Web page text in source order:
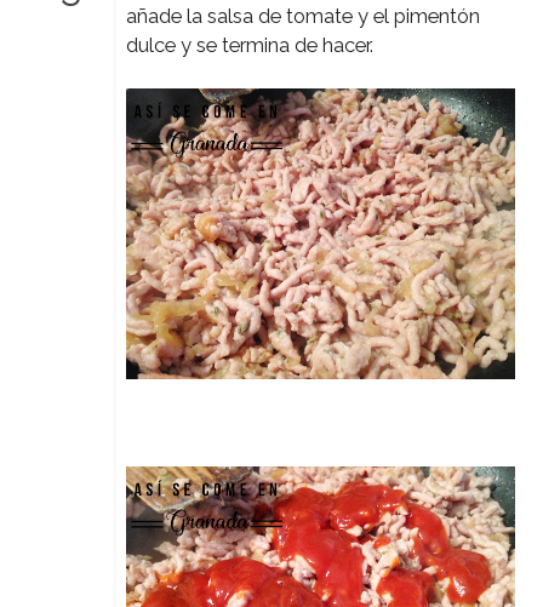
añade la salsa de tomate y el pimentón
dulce y se termina de hacer.